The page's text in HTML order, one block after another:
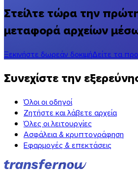
Στείλτε τώρα την
μεταφορά αρχείων
Ξεκινήστε δωρεάν δοκιμήΔείτε τα
Συνεχίστε την
Όλοι οι οδηγοί
Ζητήστε και λάβετε αρχεία
Όλες οι λειτουργίες
Ασφάλεια & κρυπτογράφηση
Εφαρμογές & επεκτάσεις